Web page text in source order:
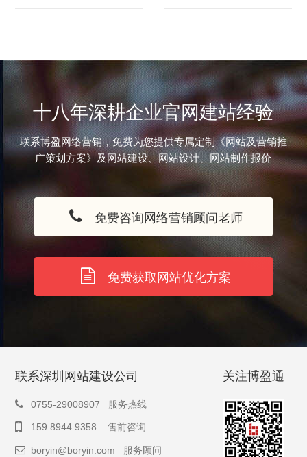
十八年深耕企业官网建站经验
联系博盈网络营销，免费为您提供专属定制《网站及营销推
广策划方案》及网站建设、网站设计、网站制作报价
免费咨询网络营销顾问老师
免费获取网站优化方案
联系深圳网站建设公司
0755-29008907 服务热线
159 8944 9358 售前咨询
boryin@boryin.com 服务顾问
关注博盈通